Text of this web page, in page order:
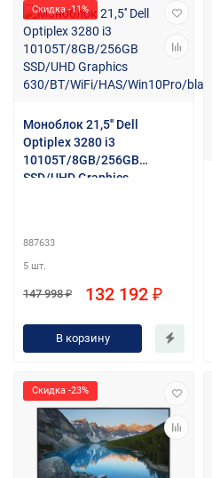
Скидка -11%
Моноблок 21,5'' Dell
Optiplex 3280 i3
10105T/8GB/256GB
SSD/UHD Graphics
887633
5 шт.
147 998 ₽ 132 192 ₽
В корзину
Скидка -23%